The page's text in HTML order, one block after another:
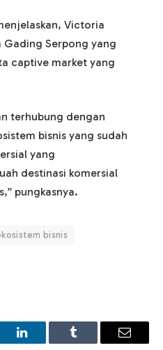
Victoria
Serpong yang
captive market yang
terhubung dengan
bisnis yang sudah
yang
destinasi komersial
pungkasnya.
bisnis
LinkedIn Tumblr Email